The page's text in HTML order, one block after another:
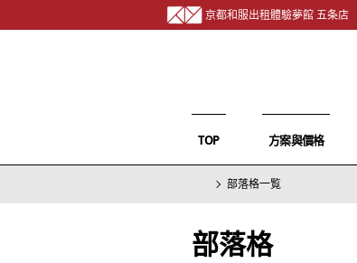
京都和服出租體驗夢館 五条店
TOP 方案與價格
部落格一覧
部落格